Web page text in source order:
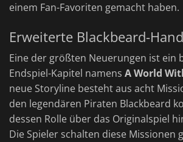
einem Fan-Favoriten gemacht haben.
Erweiterte Blackbeard-
Eine der größten Neuerungen ist ein
Endspiel-Kapitel namens A World
neue Storyline besteht aus acht
den legendären Piraten Blackbeard
dessen Rolle über das Originalspiel
Die Spieler schalten diese Missionen